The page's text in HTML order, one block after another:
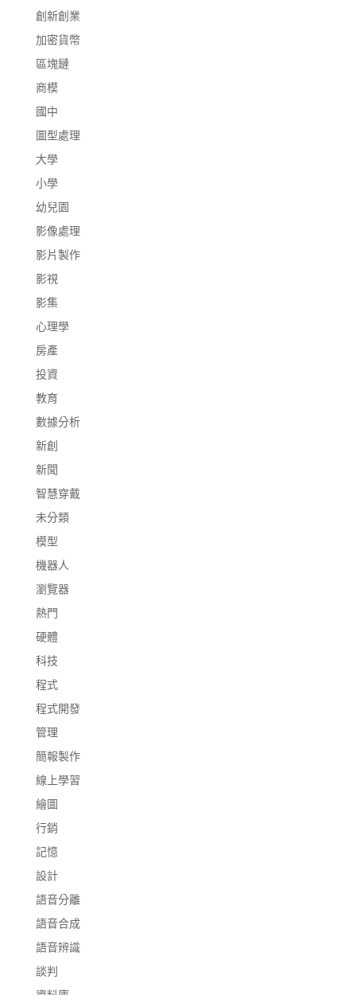
創新創業
加密貨幣
區塊鏈
商模
國中
圖型處理
大學
小學
幼兒園
影像處理
影片製作
影視
影集
心理學
房產
投資
教育
數據分析
新創
新聞
智慧穿戴
未分類
模型
機器人
瀏覽器
熱門
硬體
科技
程式
程式開發
管理
簡報製作
線上學習
繪圖
行銷
記憶
設計
語音分離
語音合成
語音辨識
談判